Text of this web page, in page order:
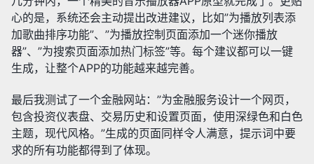
心的是，系统还会主动提出改进建议，比如”为播放列表添
加歌曲排序功能”、”为播放控制页面添加一个迷你播放
器”、”为搜索页面添加热门标签”等。每个建议都可以一键
生成，让整个APP的功能越来越完善。
最后我测试了一个金融网站：”为金融服务设计一个网页，
包含投资仪表盘、交易历史和设置页面，使用深绿色和白色
主题，现代风格。”生成的页面同样令人满意，提示词中要
求的所有功能都得到了体现。